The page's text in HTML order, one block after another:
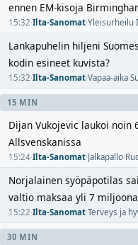
ennen EM-kisoja
15:32·Ilta-Sanomat·Yleisurheilu·
Lankapuhelin hiljeni
kodin esineet kuvista?
15:32·Ilta-Sanomat·Vapaa-aika·
15 MIN
Dijan Vukojevic laukoi
Allsvenskanissa
15:24·Ilta-Sanomat·Jalkapallo·
Norjalainen syöpäpotilas
valtio maksaa yli 7
15:22·Ilta-Sanomat·Terveys ja
30 MIN